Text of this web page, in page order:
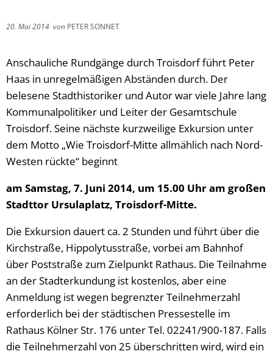
20. Mai 2014 von PETER SONNET
Anschauliche Rundgänge durch Troisdorf führt Peter
Haas in unregelmäßigen Abständen durch. Der
belesene Stadthistoriker und Autor war viele Jahre lang
Kommunalpolitiker und Leiter der Gesamtschule
Troisdorf. Seine nächste kurzweilige Exkursion unter
dem Motto „Wie Troisdorf-Mitte allmählich nach Nord-
Westen rückte“ beginnt
am Samstag, 7. Juni 2014, um 15.00 Uhr am großen
Stadttor Ursulaplatz, Troisdorf-Mitte.
Die Exkursion dauert ca. 2 Stunden und führt über die
Kirchstraße, Hippolytusstraße, vorbei am Bahnhof
über Poststraße zum Zielpunkt Rathaus. Die Teilnahme
an der Stadterkundung ist kostenlos, aber eine
Anmeldung ist wegen begrenzter Teilnehmerzahl
erforderlich bei der städtischen Pressestelle im
Rathaus Kölner Str. 176 unter Tel. 02241/900-187. Falls
die Teilnehmerzahl von 25 überschritten wird, wird ein